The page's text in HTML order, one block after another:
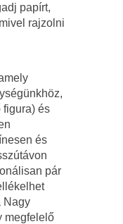
papírt,
rajzolni
figura) és
és
pár
Nagy
megfelelő